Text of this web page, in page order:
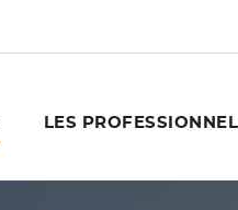
LES